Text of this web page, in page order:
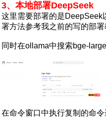
3、本地部署DeepSeek
这里需要部署的是
署方法参考我之前的写的部署
同时在ollama中搜索bge-
在命令窗口中执行复制的命令